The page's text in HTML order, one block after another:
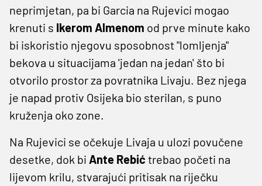
neprimjetan, pa bi Garcia na Rujevici mogao
krenuti s Ikerom Almenom od prve minute kako
bi iskoristio njegovu sposobnost "lomljenja"
bekova u situacijama 'jedan na jedan' što bi
otvorilo prostor za povratnika Livaju. Bez njega
je napad protiv Osijeka bio sterilan, s puno
kruženja oko zone.
Na Rujevici se očekuje Livaja u ulozi povučene
desetke, dok bi Ante Rebić trebao početi na
lijevom krilu, stvarajući pritisak na riječku